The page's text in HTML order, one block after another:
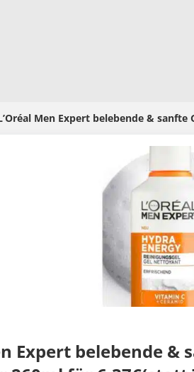
Men Expert belebende &
Expert belebende